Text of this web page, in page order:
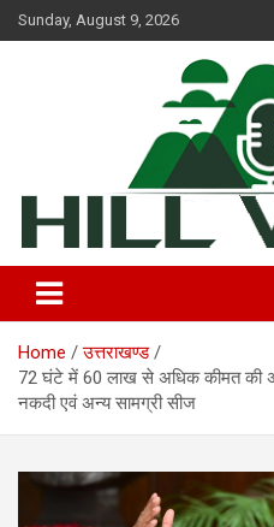
Skip
to
Sunday, August 9, 2026
Hill Voice
Home
उत्तराखण्ड
72 घंटे में 60 लाख से अधिक कीमत की
नकदी एवं अन्य सामग्री सीज